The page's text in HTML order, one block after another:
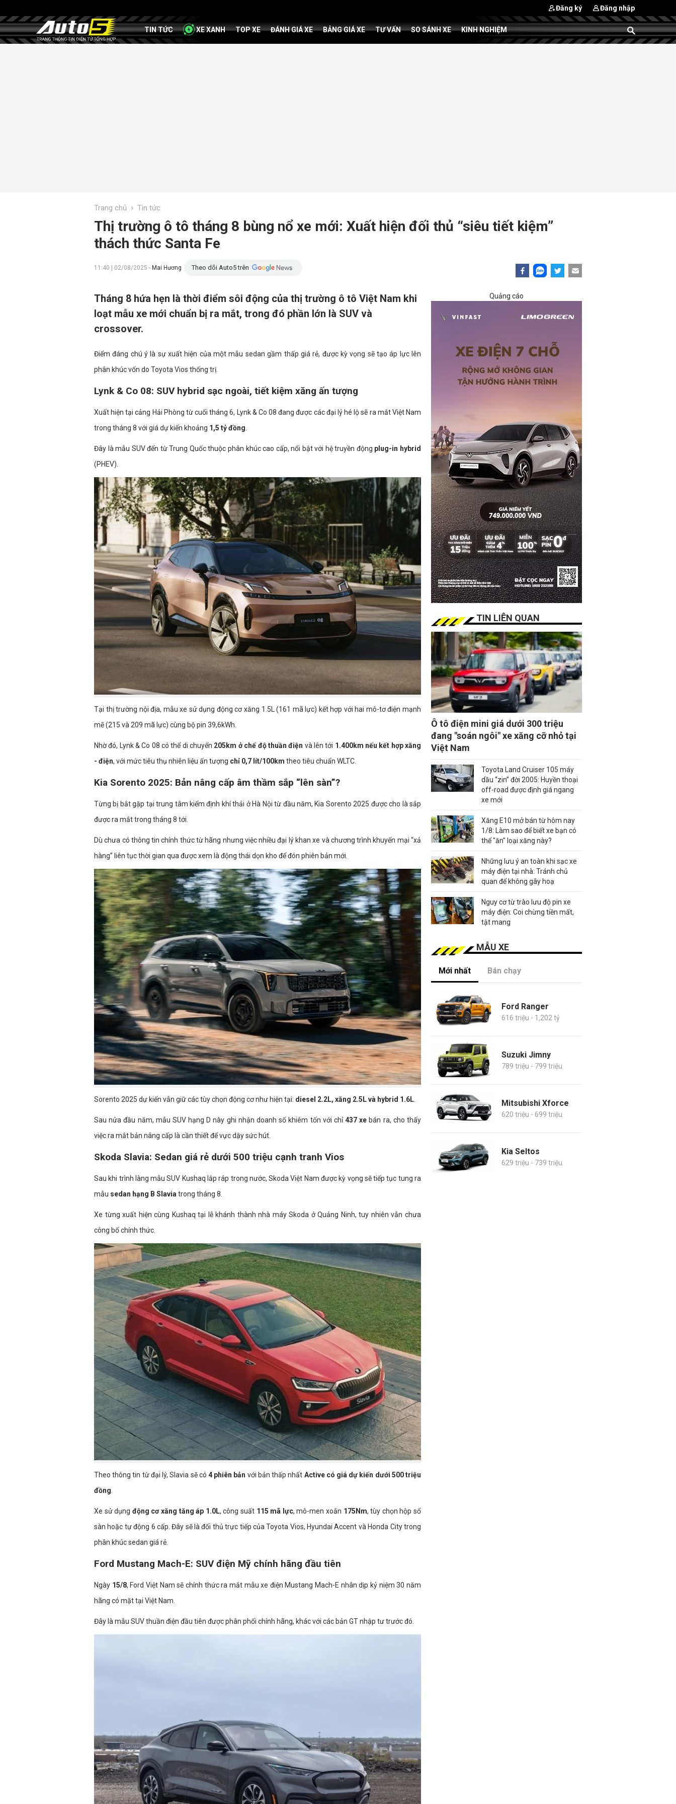
Đăng ký Đăng nhập
TIN TỨC XE XANH TOP XE ĐÁNH GIÁ XE BẢNG GIÁ XE TƯ VẤN SO SÁNH XE KINH NGHIỆM
Trang chủ › Tin tức
Thị trường ô tô tháng 8 bùng nổ xe mới: Xuất hiện đối thủ “siêu tiết kiệm”
thách thức Santa Fe
11:40 | 02/08/2025 - Mai Hương Theo dõi Auto5 trên
Tháng 8 hứa hẹn là thời điểm sôi động của thị trường ô tô Việt Nam khi
loạt mẫu xe mới chuẩn bị ra mắt, trong đó phần lớn là SUV và
crossover.
Điểm đáng chú ý là sự xuất hiện của một mẫu sedan gầm thấp giá rẻ, được kỳ vọng sẽ tạo áp lực lên
phân khúc vốn do Toyota Vios thống trị.
Lynk & Co 08: SUV hybrid sạc ngoài, tiết kiệm xăng ấn tượng
Xuất hiện tại cảng Hải Phòng từ cuối tháng 6, Lynk & Co 08 đang được các đại lý hé lộ sẽ ra mắt Việt Nam
trong tháng 8 với giá dự kiến khoảng 1,5 tỷ đồng
Đây là mẫu SUV đến từ Trung Quốc thuộc phân khúc cao cấp, nổi bật với hệ truyền động plug-in hybrid
(PHEV).
Tại thị trường nội địa, mẫu xe sử dụng động cơ xăng 1.5L (161 mã lực) kết hợp với hai mô-tơ điện mạnh
mẽ (215 và 209 mã lực) cùng bộ pin 39,6kWh.
Nhờ đó, Lynk & Co 08 có thể di chuyển 205km ở chế độ thuần điện và lên tới 1.400km nếu kết hợp xăng
- điện, với mức tiêu thụ nhiên liệu ấn tượng chỉ 0,7 lít/100km theo tiêu chuẩn WLTC.
Kia Sorento 2025: Bản nâng cấp âm thầm sắp “lên sàn”?
Từng bị bắt gặp tại trung tâm kiểm định khí thải ở Hà Nội từ đầu năm, Kia Sorento 2025 được cho là sắp
được ra mắt trong tháng 8 tới.
Dù chưa có thông tin chính thức từ hãng nhưng việc nhiều đại lý khan xe và chương trình khuyến mại “xả
hàng” liên tục thời gian qua được xem là động thái dọn kho để đón phiên bản mới.
Sorento 2025 dự kiến vẫn giữ các tùy chọn động cơ như hiện tại: diesel 2.2L, xăng 2.5L và hybrid 1.6L.
Sau nửa đầu năm, mẫu SUV hạng D này ghi nhận doanh số khiêm tốn với chỉ437 xe bán ra, cho thấy
việc ra mắt bản nâng cấp là cần thiết để vực dậy sức hút.
Skoda Slavia: Sedan giá rẻ dưới 500 triệu cạnh tranh Vios
Sau khi trình làng mẫu SUV Kushaq lắp ráp trong nước, Skoda Việt Nam được kỳ vọng sẽ tiếp tục tung ra
mẫu sedan hạng B Slaviatrong tháng 8.
Xe từng xuất hiện cùng Kushaq tại lễ khánh thành nhà máy Skoda ở Quảng Ninh, tuy nhiên vẫn chưa
công bố chính thức.
Theo thông tin từ đại lý, Slavia sẽ có 4 phiên bản với bản thấp nhất Active có giá dự kiến dưới 500 triệu
đồng
Xe sử dụng động cơ xăng tăng áp 1.0L, công suất 115 mã lực, mô-men xoắn 175Nm, tùy chọn hộp số
sàn hoặc tự động 6 cấp. Đây sẽ là đối thủ trực tiếp của Toyota Vios, Hyundai Accent và Honda City trong
phân khúc sedan giá rẻ.
Ford Mustang Mach-E: SUV điện Mỹ chính hãng đầu tiên
Ngày 15/8, Ford Việt Nam sẽ chính thức ra mắt mẫu xe điện Mustang Mach-E nhân dịp kỷ niệm 30 năm
hãng có mặt tại Việt Nam.
Đây là mẫu SUV thuần điện đầu tiên được phân phối chính hãng, khác với các bản GT nhập tư trước đó.
Quảng cáo
TIN LIÊN QUAN
Ô tô điện mini giá dưới 300 triệu
đang "soán ngôi" xe xăng cỡ nhỏ tại
Việt Nam
Toyota Land Cruiser 105 máy
dầu “zin” đời 2005: Huyền thoại
off-road được định giá ngang
xe mới
Xăng E10 mở bán từ hôm nay
1/8: Làm sao để biết xe bạn có
thể "ăn" loại xăng này?
Những lưu ý an toàn khi sạc xe
máy điện tại nhà: Tránh chủ
quan để không gây hoạ
Nguy cơ từ trào lưu độ pin xe
máy điện: Coi chừng tiền mất,
tật mang
MẪU XE
Mới nhất Bán chạy
Ford Ranger
616 triệu - 1,202 tỷ
Suzuki Jimny
789 triệu - 799 triệu
Mitsubishi Xforce
620 triệu - 699 triệu
Kia Seltos
629 triệu - 739 triệu